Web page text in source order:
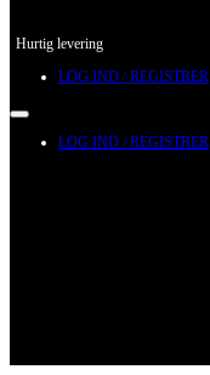
Hurtig levering
LOG IND / REGISTRER
LOG IND / REGISTRER